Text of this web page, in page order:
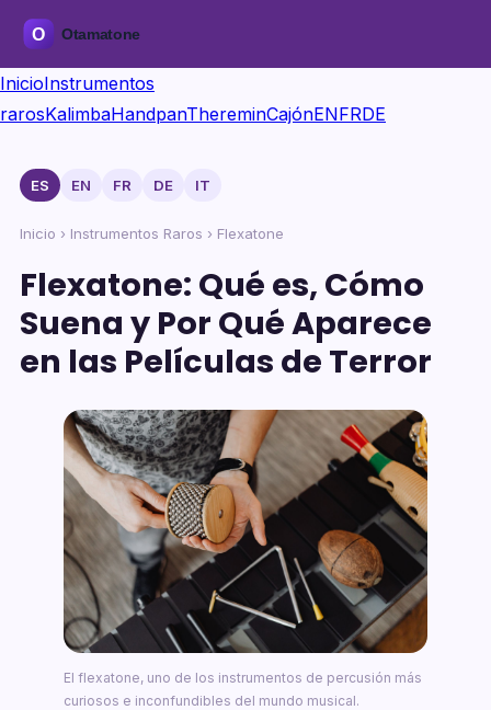
InicioInstrumentos
rarosKalimbaHandpanThereminCajónENFRDE
ES EN FR DE IT
Inicio › Instrumentos Raros › Flexatone
Flexatone: Qué es, Cómo
Suena y Por Qué Aparece
en las Películas de Terror
El flexatone, uno de los instrumentos de percusión más
curiosos e inconfundibles del mundo musical.